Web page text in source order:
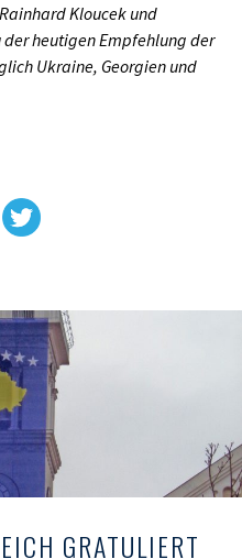
Rainhard Kloucekund
heutigen Empfehlung der
Ukraine, Georgien und
GRATULIERT